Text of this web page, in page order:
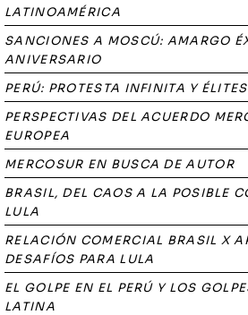
LATINOAMÉRICA
SANCIONES A MOSCÚ: AMARGO
ANIVERSARIO
PERÚ: PROTESTA INFINITA Y
PERSPECTIVAS DEL ACUERDO
EUROPEA
MERCOSUR EN BUSCA DE AUTOR
BRASIL, DEL CAOS A LA POSIBLE
LULA
RELACIÓN COMERCIAL BRASIL X
DESAFÍOS PARA LULA
EL GOLPE EN EL PERÚ Y LOS
LATINA